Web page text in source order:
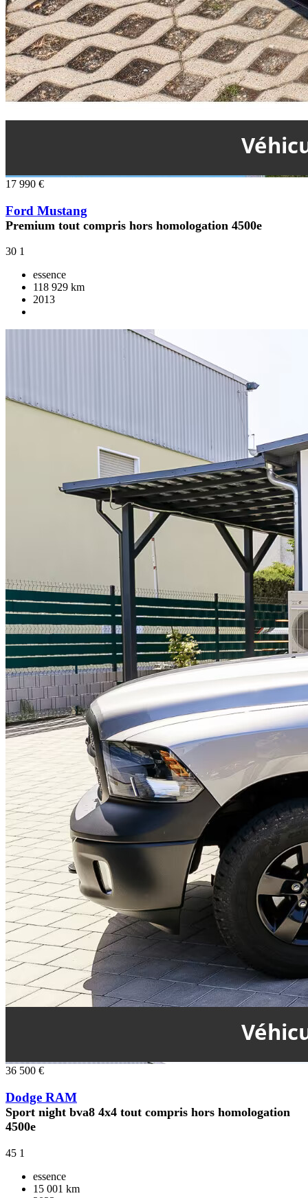
17 990 €
Ford Mustang
Premium tout compris hors homologation 4500e
30 1
essence
118 929 km
2013
36 500 €
Dodge RAM
Sport night bva8 4x4 tout compris hors homologation
4500e
45 1
essence
15 001 km